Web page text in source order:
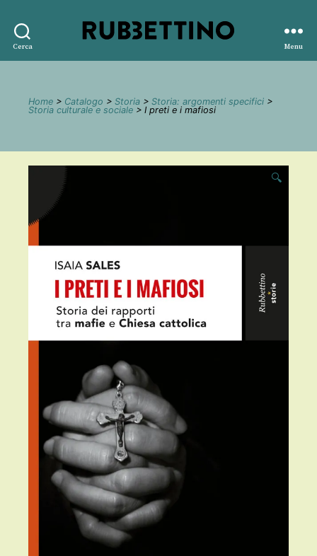
Cerca
editore
Menu
Home > Catalogo > Storia > Storia: argomenti specifici >
Storia culturale e sociale > I preti e i mafiosi
🔍